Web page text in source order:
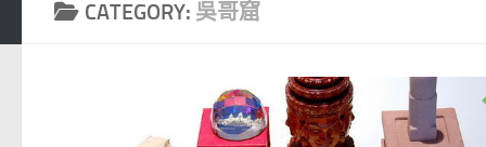
CATEGORY: 吳哥窟